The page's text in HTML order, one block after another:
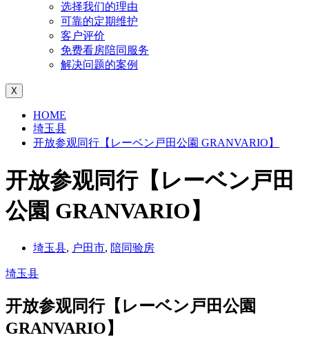
选择我们的理由
可靠的定期维护
客户评价
免费看房陪同服务
解决问题的案例
X
HOME
埼玉县
开放参观同行【レーベン戸田公園 GRANVARIO】
开放参观同行【レーベン戸田
公園 GRANVARIO】
埼玉县, 户田市, 陪同验房
埼玉县
开放参观同行【レーベン戸田公園
GRANVARIO】